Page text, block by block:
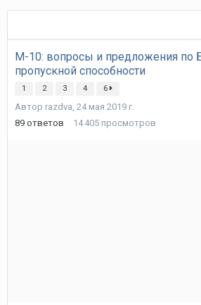
М-10: вопросы и предложения по
пропускной способности
1 2 3 4 6
Автор razdva, 24 мая 2019 г.
89 ответов 14 405 просмотров